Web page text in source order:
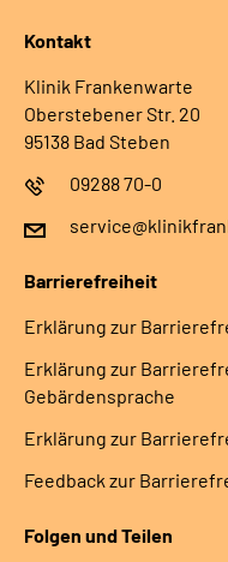
Kontakt
Klinik Frankenwarte
Oberstebener Str. 20
95138 Bad Steben
09288 70-0
Barrierefreiheit
Erklärung zur
Erklärung zur
Gebärdensprache
Erklärung zur
Feedback zur
Folgen und Teilen